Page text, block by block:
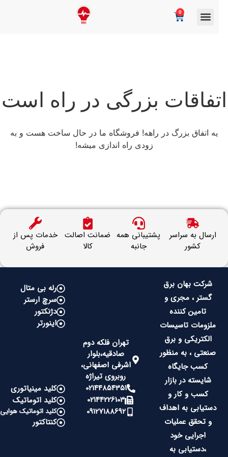
بزرگی در راه است
یه اتفاق بزرگ در راهه! فروشگاه ما در حال ساخت هست و به
زودی راه اندازی میشه!
ارسال به سراسر
کشور
پشتیبانی همه
جانبه
ضمانت اصالت
کالا
خدمات پس از
فروش
شرکت بهان برق
گستر ، مجری و
تامین کننده
ملزومات تاسیسات
الکتریکی و برق
صنعتی ، به منظور
کسب جایگاه
شایسته در بازار
کسب و کار و
دستیابی به اهداف
و تحقق عملیات
اجرایی خود
،دستیابی به
تهران فلکه دوم
صادقیه،بلوار
اشرفی اصفهانی،
روبروی تیراژه
02144854351
02144226103
09127188692
رله بی متال
سرچ ارستر
دژنکتور
اینورتر
کلید مینیاتوری
کلید اتوماتیک
کلید اتوماتیک هوایی
کنتاکتور